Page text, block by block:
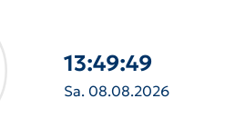
13:49:50
Sa. 08.08.2026